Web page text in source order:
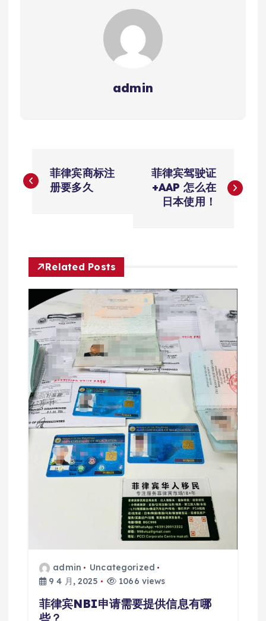
admin
章
航
菲律宾商标注
册要多久
菲律宾驾驶证
+AAP 怎么在
日本使用！
Related Posts
admin
Uncategorized
9 4 月, 2025
1066 views
菲律宾NBI申请需要提供信息有哪
些？